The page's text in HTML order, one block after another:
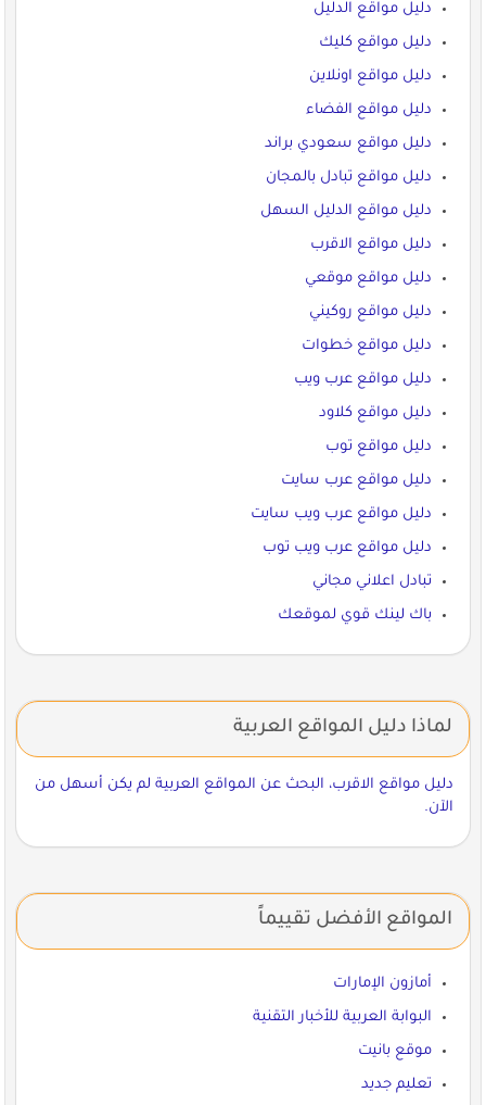
دليل مواقع الدليل
دليل مواقع كليك
دليل مواقع اونلاين
دليل مواقع الفضاء
دليل مواقع سعودي براند
دليل مواقع تبادل بالمجان
دليل مواقع الدليل السهل
دليل مواقع الاقرب
دليل مواقع موقعي
دليل مواقع روكيني
دليل مواقع خطوات
دليل مواقع عرب ويب
دليل مواقع كلاود
دليل مواقع توب
دليل مواقع عرب سايت
دليل مواقع عرب ويب سايت
دليل مواقع عرب ويب توب
تبادل اعلاني مجاني
باك لينك قوي لموقعك
لماذا دليل المواقع العربية
دليل مواقع الاقرب، البحث عن المواقع العربية لم يكن أسهل من
الآن.
المواقع الأفضل تقييماً
أمازون الإمارات
البوابة العربية للأخبار التقنية
موقع بانيت
تعليم جديد